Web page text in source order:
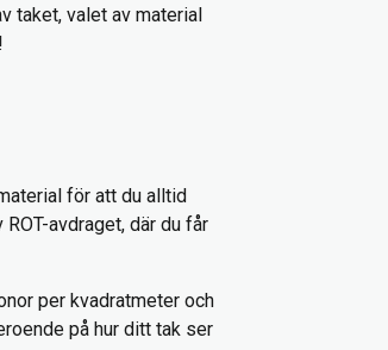
taket, valet av material
för att du alltid
avdraget, där du får
per kvadratmeter och
på hur ditt tak ser